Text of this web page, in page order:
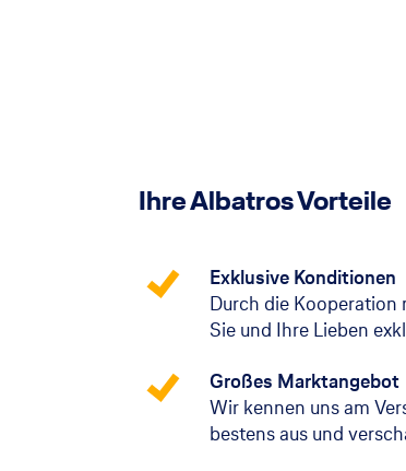
Ihre Albatros Vorteile
Exklusive Konditionen
Durch die
Sie und Ihre Lieben
Großes Marktangebot
Wir kennen uns am
bestens aus und